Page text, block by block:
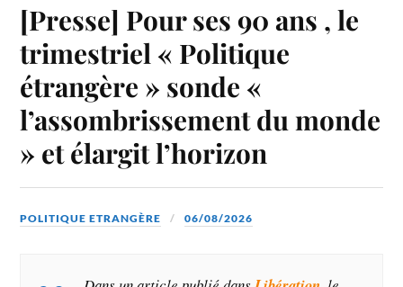
[Presse] Pour ses 90 ans , le
trimestriel « Politique
étrangère » sonde «
l’assombrissement du monde
» et élargit l’horizon
POLITIQUE ETRANGÈRE 06/08/2026